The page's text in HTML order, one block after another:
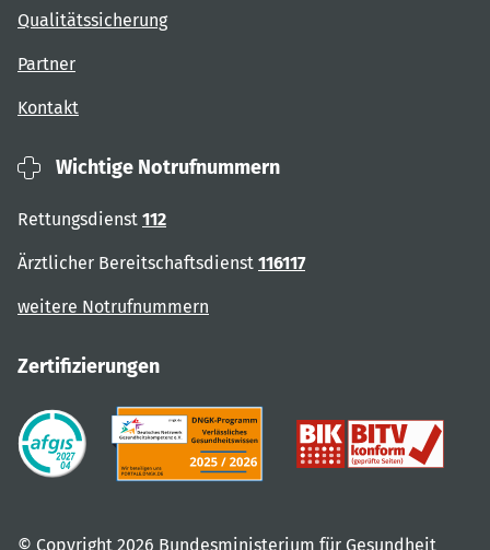
Qualitätssicherung
Partner
Kontakt
Wichtige Notrufnummern
Rettungsdienst 112
Ärztlicher Bereitschaftsdienst 116117
weitere Notrufnummern
Zertifizierungen
© Copyright 2026 Bundesministerium für Gesundheit